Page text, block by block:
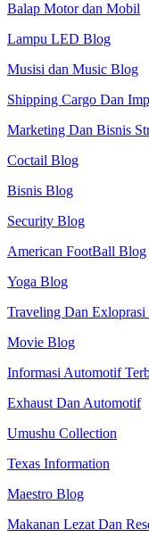
Balap Motor dan Mobil
Lampu LED Blog
Musisi dan Music Blog
Shipping Cargo Dan
Marketing Dan Bisnis
Coctail Blog
Bisnis Blog
Security Blog
American FootBall Blog
Yoga Blog
Traveling Dan
Movie Blog
Informasi Automotif
Exhaust Dan Automotif
Umushu Collection
Texas Information
Maestro Blog
Makanan Lezat Dan